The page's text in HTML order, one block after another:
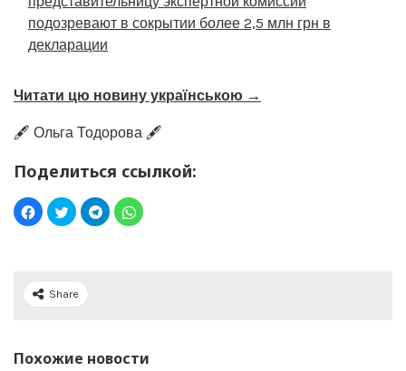
подозревают в сокрытии более 2,5 млн грн в
декларации
Читати цю новину українською →
🖋️ Ольга Тодорова 🖋️
Поделиться ссылкой:
Share
Похожие новости